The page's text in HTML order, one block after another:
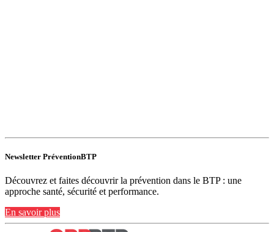
Newsletter PréventionBTP
Découvrez et faites découvrir la prévention dans le BTP : une
approche santé, sécurité et performance.
En savoir plus